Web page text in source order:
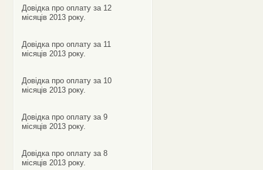
Довідка про оплату за 12
місяців 2013 року.
Довідка про оплату за 11
місяців 2013 року.
Довідка про оплату за 10
місяців 2013 року.
Довідка про оплату за 9
місяців 2013 року.
Довідка про оплату за 8
місяців 2013 року.